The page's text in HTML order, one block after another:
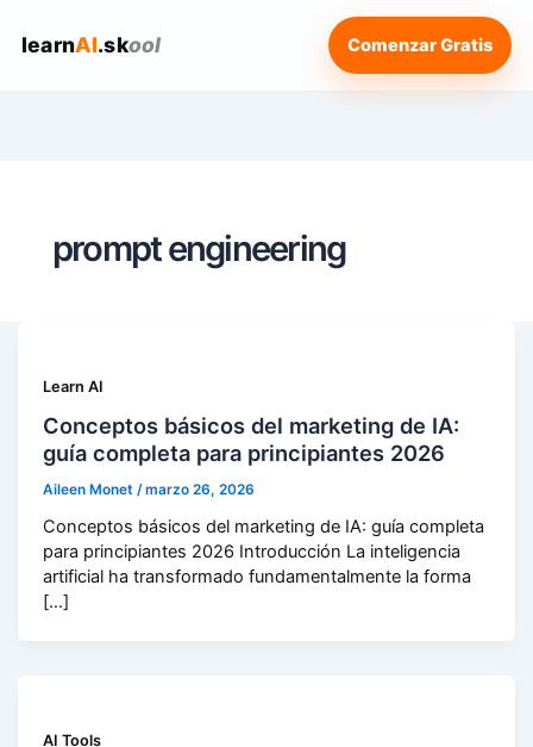
learnAI.skool Comenzar Gratis
prompt engineering
Learn AI
Conceptos básicos del marketing de IA:
guía completa para principiantes 2026
Aileen Monet/marzo 26, 2026
Conceptos básicos del marketing de IA: guía completa
para principiantes 2026 Introducción La inteligencia
artificial ha transformado fundamentalmente la forma
[…]
AI Tools